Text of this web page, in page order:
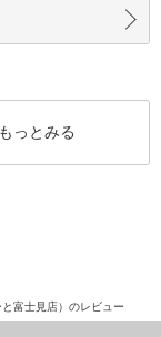
っとみる
富士見店）のレビュー